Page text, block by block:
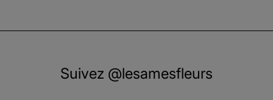
Suivez @lesamesfleurs